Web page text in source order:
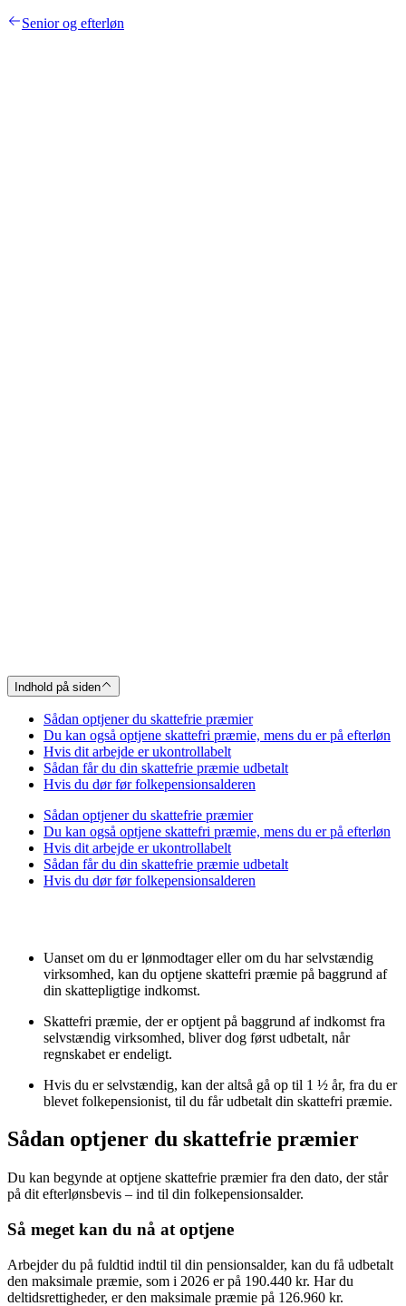
Senior og efterløn
Indhold på siden
Sådan optjener du skattefrie præmier
Du kan også optjene skattefri præmie, mens du er på efterløn
Hvis dit arbejde er ukontrollabelt
Sådan får du din skattefrie præmie udbetalt
Hvis du dør før folkepensionsalderen
Sådan optjener du skattefrie præmier
Du kan også optjene skattefri præmie, mens du er på efterløn
Hvis dit arbejde er ukontrollabelt
Sådan får du din skattefrie præmie udbetalt
Hvis du dør før folkepensionsalderen
Uanset om du er lønmodtager eller om du har selvstændig
virksomhed, kan du optjene skattefri præmie på baggrund af
din skattepligtige indkomst.
Skattefri præmie, der er optjent på baggrund af indkomst fra
selvstændig virksomhed, bliver dog først udbetalt, når
regnskabet er endeligt.
Hvis du er selvstændig, kan der altså gå op til 1 ½ år, fra du er
blevet folkepensionist, til du får udbetalt din skattefri præmie.
Sådan optjener du skattefrie præmier
Du kan begynde at optjene skattefrie præmier fra den dato, der står
på dit efterlønsbevis – ind til din folkepensionsalder.
Så meget kan du nå at optjene
Arbejder du på fuldtid indtil til din pensionsalder, kan du få udbetalt
den maksimale præmie, som i 2026 er på 190.440 kr. Har du
deltidsrettigheder, er den maksimale præmie på 126.960 kr.